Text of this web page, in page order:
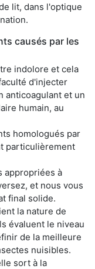
lit, dans l'optique
causés par les
indolore et cela
d'injecter
anticoagulant et un
humain, au
homologués par
particulièrement
appropriées à
et nous vous
final solide.
la nature de
évaluent le niveau
de la meilleure
nuisibles.
sort à la